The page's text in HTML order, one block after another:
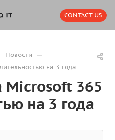
CONTACT US
Новости —
на 3 года
Microsoft 365
на 3 года